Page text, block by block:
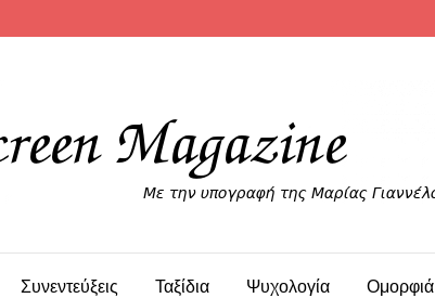
Συνεντεύξεις Ταξίδια Ψυχολογία Ομορφιά